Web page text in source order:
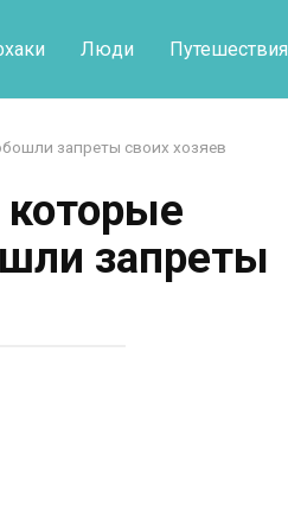
Люди Путешествия
запреты своих хозяев
запреты